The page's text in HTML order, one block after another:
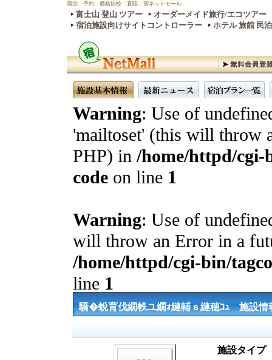
宿泊 予約 価格比較 直販 宿ネットモール
富士山 登山 ツアー
オーダーメイド旅行/エコツアー
宿泊施設向けサイトコントローラー
ホテル 旅館 民
Warning: Use of
'mailtoset' (this will throw
PHP) in/home/httpd/cgi-
code on line 1
Warning: Use of
will throw an Error in a
/home/httpd/cgi-bin/
line 1
驕�蛻育伐繝帙ユ繝ｫ縺輔ｓ縺穂ｺｭ 施設情
施設タイプ